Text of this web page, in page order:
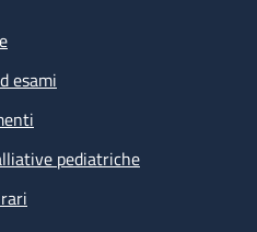
esami
pediatriche